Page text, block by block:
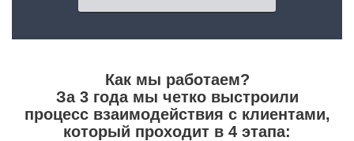
Как мы работаем?
За 3 года мы четко выстроили
процесс взаимодействия с клиентами,
который проходит в 4 этапа: